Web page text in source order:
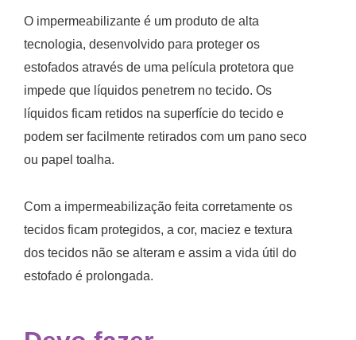
O impermeabilizante é um produto de alta
tecnologia, desenvolvido para proteger os
estofados através de uma película protetora que
impede que líquidos penetrem no tecido. Os
líquidos ficam retidos na superfície do tecido e
podem ser facilmente retirados com um pano seco
ou papel toalha.
Com a impermeabilização feita corretamente os
tecidos ficam protegidos, a cor, maciez e textura
dos tecidos não se alteram e assim a vida útil do
estofado é prolongada.